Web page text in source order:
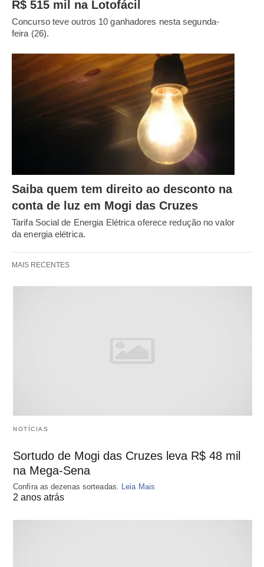
R$ 515 mil na Lotofácil
Concurso teve outros 10 ganhadores nesta segunda-
feira (26).
Saiba quem tem direito ao desconto na
conta de luz em Mogi das Cruzes
Tarifa Social de Energia Elétrica oferece redução no valor
da energia elétrica.
MAIS RECENTES
NOTÍCIAS
Sortudo de Mogi das Cruzes leva R$ 48 mil
na Mega-Sena
Confira as dezenas sorteadas. Leia Mais
2 anos atrás